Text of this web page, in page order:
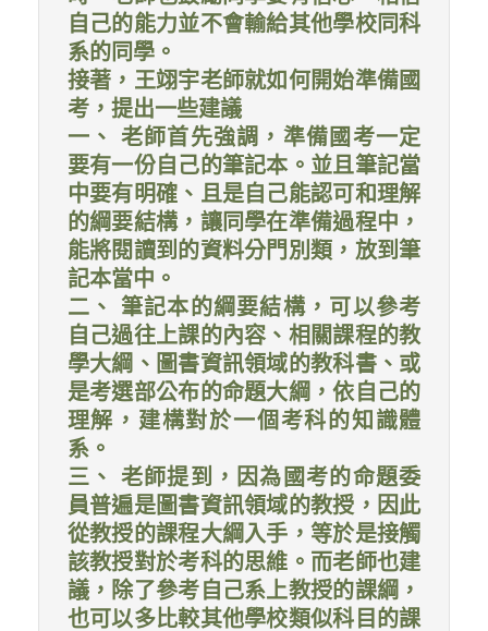
自己的能力並不會輸給其他學校同科
系的同學。
接著，王翊宇老師就如何開始準備國
考，提出一些建議
一、 老師首先強調，準備國考一定
要有一份自己的筆記本。並且筆記當
中要有明確、且是自己能認可和理解
的綱要結構，讓同學在準備過程中，
能將閱讀到的資料分門別類，放到筆
記本當中。
二、 筆記本的綱要結構，可以參考
自己過往上課的內容、相關課程的教
學大綱、圖書資訊領域的教科書、或
是考選部公布的命題大綱，依自己的
理解，建構對於一個考科的知識體
系。
三、 老師提到，因為國考的命題委
員普遍是圖書資訊領域的教授，因此
從教授的課程大綱入手，等於是接觸
該教授對於考科的思維。而老師也建
議，除了參考自己系上教授的課綱，
也可以多比較其他學校類似科目的課